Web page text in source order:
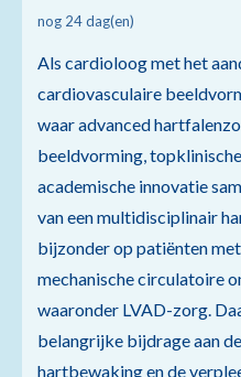
nog 24 dag(en)
Als cardioloog met het
cardiovasculaire
waar advanced
beeldvorming,
academische innovatie
van een multidisciplinair
bijzonder op patiënten
mechanische circulatoire
waaronder LVAD-zorg.
belangrijke bijdrage aan
hartbewaking en de